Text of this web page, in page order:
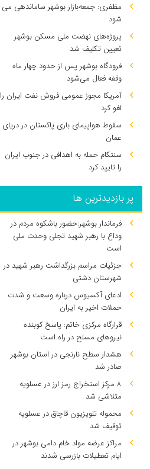
مظفری: جمعه‌بازار بوشهر ساماندهی می‌
شود
پروژه‌های نهضت ملی مسکن بوشهر
تعیین تکلیف شد
فرودگاه بوشهر پس از حدود چهار ماه
وقفه فعال می‌شود
آمریکا مجوز عمومی فروش نفت ایران را
لغو کرد
سقوط هواپیمای باری پاکستان در دریای
عمان
سنتکام حمله به اهدافی در جنوب ایران
را تایید کرد
پر بازدیدترین ها
فرماندار بوشهر:حضور باشکوه مردم در
وداع با رهبر شهید تجلی وحدت ملی
است
جزئیات مراسم بزرگداشت رهبر شهید در
شهرستان دشتی
ادعای آکسیوس درباره وسعت و شدت
حملات اخیر به ایران
قرارگاه مرکزی خاتم: پاسخ کوبنده
نیروهای مسلح در راه است
هشدار سطح نارنجی در استان بوشهر
صادر شد
۸ مرکز استخراج رمز ارز در عسلویه
متلاشی شد
محموله تلویزیون قاچاق در عسلویه
توقیف شد
مراکز عرضه مواد خام دامی بوشهر در
ایام تعطیلات بازرسی شدند